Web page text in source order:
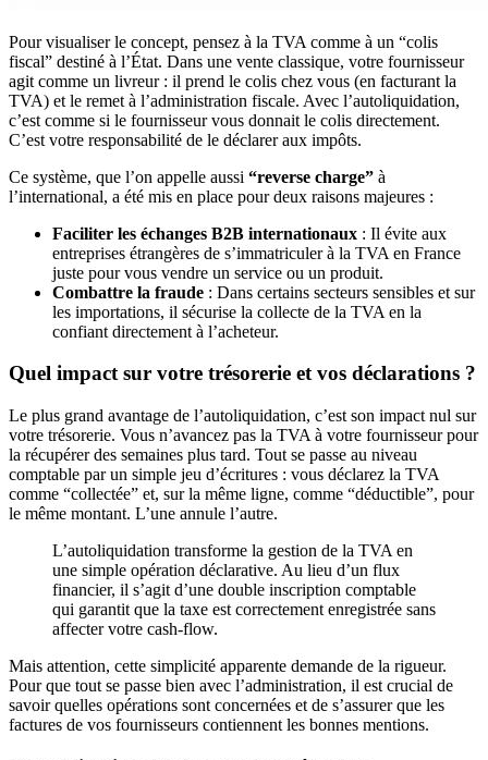
Pour visualiser le concept, pensez à la TVA comme à un “colis
fiscal” destiné à l’État. Dans une vente classique, votre fournisseur
agit comme un livreur : il prend le colis chez vous (en facturant la
TVA) et le remet à l’administration fiscale. Avec l’autoliquidation,
c’est comme si le fournisseur vous donnait le colis directement.
C’est votre responsabilité de le déclarer aux impôts.
Ce système, que l’on appelle aussi “reverse charge” à
l’international, a été mis en place pour deux raisons majeures :
Faciliter les échanges B2B internationaux : Il évite aux
entreprises étrangères de s’immatriculer à la TVA en France
juste pour vous vendre un service ou un produit.
Combattre la fraude : Dans certains secteurs sensibles et sur
les importations, il sécurise la collecte de la TVA en la
confiant directement à l’acheteur.
Quel impact sur votre trésorerie et vos déclarations ?
Le plus grand avantage de l’autoliquidation, c’est son impact nul sur
votre trésorerie. Vous n’avancez pas la TVA à votre fournisseur pour
la récupérer des semaines plus tard. Tout se passe au niveau
comptable par un simple jeu d’écritures : vous déclarez la TVA
comme “collectée” et, sur la même ligne, comme “déductible”, pour
le même montant. L’une annule l’autre.
L’autoliquidation transforme la gestion de la TVA en
une simple opération déclarative. Au lieu d’un flux
financier, il s’agit d’une double inscription comptable
qui garantit que la taxe est correctement enregistrée sans
affecter votre cash-flow.
Mais attention, cette simplicité apparente demande de la rigueur.
Pour que tout se passe bien avec l’administration, il est crucial de
savoir quelles opérations sont concernées et de s’assurer que les
factures de vos fournisseurs contiennent les bonnes mentions.